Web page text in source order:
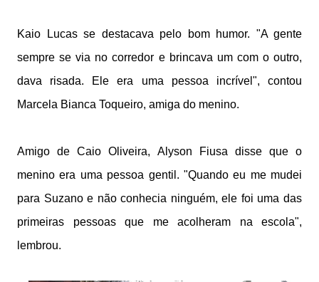
Kaio Lucas se destacava pelo bom humor. "A gente
sempre se via no corredor e brincava um com o outro,
dava risada. Ele era uma pessoa incrível", contou
Marcela Bianca Toqueiro, amiga do menino.
Amigo de Caio Oliveira, Alyson Fiusa disse que o
menino era uma pessoa gentil. "Quando eu me mudei
para Suzano e não conhecia ninguém, ele foi uma das
primeiras pessoas que me acolheram na escola",
lembrou.